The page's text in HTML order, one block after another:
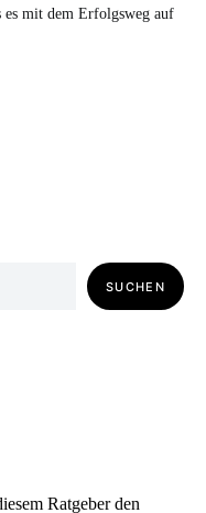
mit dem Erfolgsweg auf
SUCHEN
Ratgeber den